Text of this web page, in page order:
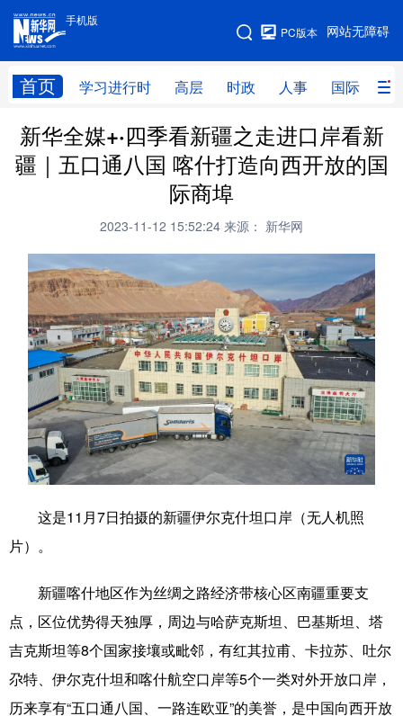
手机版
网站无障碍
PC版本
首页 学习进行时 高层 时政 人事 国际 财
手机版
网站地图
学习进行时 高层 时政 人事
国际 财经 网评 港澳
文化 书画 健康 军事
访谈 视频 图片 政务
法律 中央文件 金融 汽车
食品 人居 信息化 数字经济
学术中国 乡村振兴 溯源中国
城市 旅游 能源 会展
彩票 娱乐 时尚 悦读
文化产业
地方频道
新华全媒+·四季看新疆之走进口岸看新
疆｜五口通八国 喀什打造向西开放的国
际商埠
2023-11-12 15:52:24 来源： 新华网
这是11月7日拍摄的新疆伊尔克什坦口岸（无人机照
片）。
新疆喀什地区作为丝绸之路经济带核心区南疆重要支
点，区位优势得天独厚，周边与哈萨克斯坦、巴基斯坦、塔
吉克斯坦等8个国家接壤或毗邻，有红其拉甫、卡拉苏、吐尔
尕特、伊尔克什坦和喀什航空口岸等5个一类对外开放口岸，
历来享有“五口通八国、一路连欧亚”的美誉，是中国向西开放